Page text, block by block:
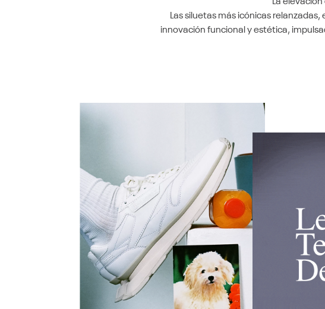
Las siluetas más icónicas
innovación funcional y estética,